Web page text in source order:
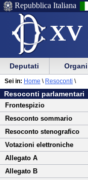
XV
Menu
di
ausilio
alla
navigazione
Vai
Menu
di
navigazione
principale
Repubblica Italiana
Menu
di
navigazione
principale
Vai
menu
di
sezione
Deputati
Vai
al
contenuto
Resoconti parlamentari
Frontespizio
Resoconto sommario
Resoconto stenografico
Votazioni elettroniche
Allegato A
Allegato B
Sei in: Home \ Resoconti \